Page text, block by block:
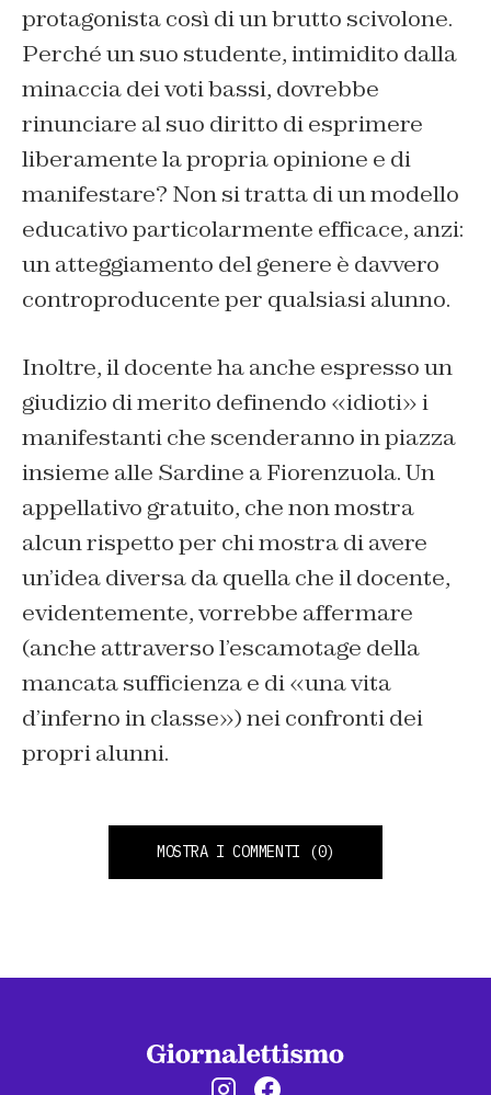
protagonista così di un brutto scivolone.
Perché un suo studente, intimidito dalla
minaccia dei voti bassi, dovrebbe
rinunciare al suo diritto di esprimere
liberamente la propria opinione e di
manifestare? Non si tratta di un modello
educativo particolarmente efficace, anzi:
un atteggiamento del genere è davvero
controproducente per qualsiasi alunno.
Inoltre, il docente ha anche espresso un
giudizio di merito definendo «idioti» i
manifestanti che scenderanno in piazza
insieme alle Sardine a Fiorenzuola. Un
appellativo gratuito, che non mostra
alcun rispetto per chi mostra di avere
un’idea diversa da quella che il docente,
evidentemente, vorrebbe affermare
(anche attraverso l’escamotage della
mancata sufficienza e di «una vita
d’inferno in classe») nei confronti dei
propri alunni.
MOSTRA I COMMENTI (0)